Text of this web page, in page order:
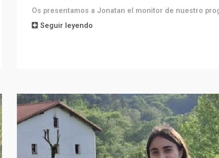
Os presentamos a Jonatan el monitor de nuestro
Seguir leyendo